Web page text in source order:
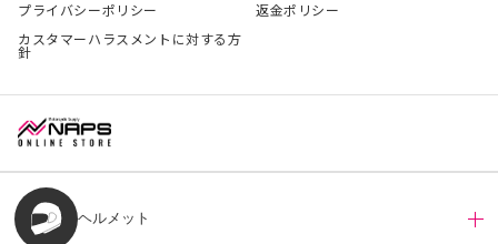
プライバシーポリシー
返金ポリシー
カスタマーハラスメントに対する方
針
ヘルメット